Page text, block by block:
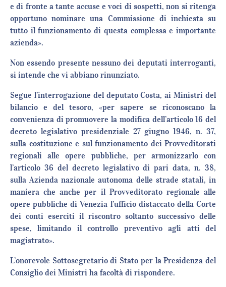
e di fronte a tante accuse e voci di sospetti, non si ritenga
opportuno nominare una Commissione di inchiesta su
tutto il funzionamento di questa complessa e importante
azienda».
Non essendo presente nessuno dei deputati interroganti,
si intende che vi abbiano rinunziato.
Segue l’interrogazione del deputato Costa, ai Ministri del
bilancio e del tesoro, «per sapere se riconoscano la
convenienza di promuovere la modifica dell’articolo 16 del
decreto legislativo presidenziale 27 giugno 1946, n. 37,
sulla costituzione e sul funzionamento dei Provveditorati
regionali alle opere pubbliche, per armonizzarlo con
l’articolo 36 del decreto legislativo di pari data, n. 38,
sulla Azienda nazionale autonoma delle strade statali, in
maniera che anche per il Provveditorato regionale alle
opere pubbliche di Venezia l’ufficio distaccato della Corte
dei conti eserciti il riscontro soltanto successivo delle
spese, limitando il controllo preventivo agli atti del
magistrato».
L’onorevole Sottosegretario di Stato per la Presidenza del
Consiglio dei Ministri ha facoltà di rispondere.